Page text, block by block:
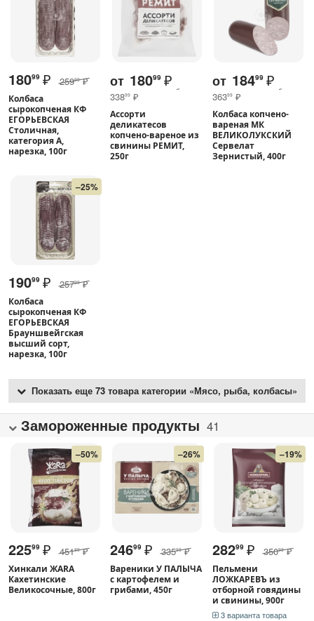
18099 ₽ 25999 ₽
Колбаса
сырокопченая КФ
ЕГОРЬЕВСКАЯ
Столичная,
категория А,
нарезка, 100г
от 18099 ₽
33899 ₽
Ассорти
деликатесов
копчено-вареное из
свинины РЕМИТ,
250г
от 18499 ₽
36399 ₽
Колбаса копчено-
вареная МК
ВЕЛИКОЛУКСКИЙ
Сервелат
Зернистый, 400г
–25%
19099 ₽ 25799 ₽
Колбаса
сырокопченая КФ
ЕГОРЬЕВСКАЯ
Брауншвейгская
высший сорт,
нарезка, 100г
Показать еще 73 товара категории «Мясо, рыба, колбасы»
Замороженные продукты 41
–50%
22599 ₽ 45199 ₽
Хинкали ЖАRА
Кахетинские
Великосочные, 800г
–26%
24699 ₽ 33599 ₽
Вареники У ПАЛЫЧА
с картофелем и
грибами, 450г
–19%
28299 ₽ 35099 ₽
Пельмени
ЛОЖКАРЕВЪ из
отборной говядины
и свинины, 900г
3 варианта товара